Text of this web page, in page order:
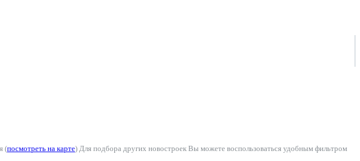
(посмотреть на карте) Для подбора других новостроек Вы можете воспользоваться удобным фильтром